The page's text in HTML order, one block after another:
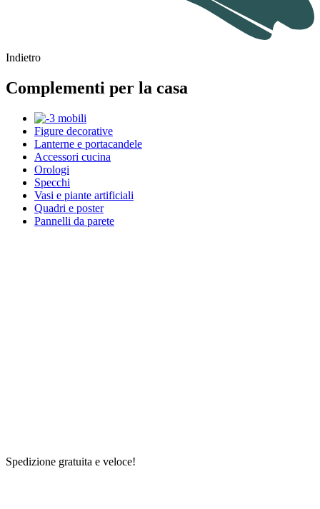
Indietro
Complementi per la casa
Figure decorative
Lanterne e portacandele
Accessori cucina
Orologi
Specchi
Vasi e piante artificiali
Quadri e poster
Pannelli da parete
Spedizione gratuita e veloce!